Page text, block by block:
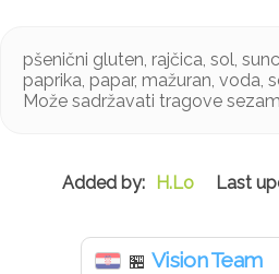
pšenični gluten, rajčica, sol,
paprika, papar, mažuran, voda,
Može sadržavati tragove
H.Lo
🏪 Vision Team